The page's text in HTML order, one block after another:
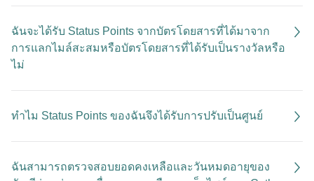
ฉันจะได้รับ Status Points จากบัตรโดยสารที่ได้มาจาก
การแลกไมล์สะสมหรือบัตรโดยสารที่ได้รับเป็นรางวัลหรือ
ไม่
ทำไม Status Points ของฉันจึงได้รับการปรับเป็นศูนย์
ฉันสามารถตรวจสอบยอดคงเหลือและวันหมดอายุของ